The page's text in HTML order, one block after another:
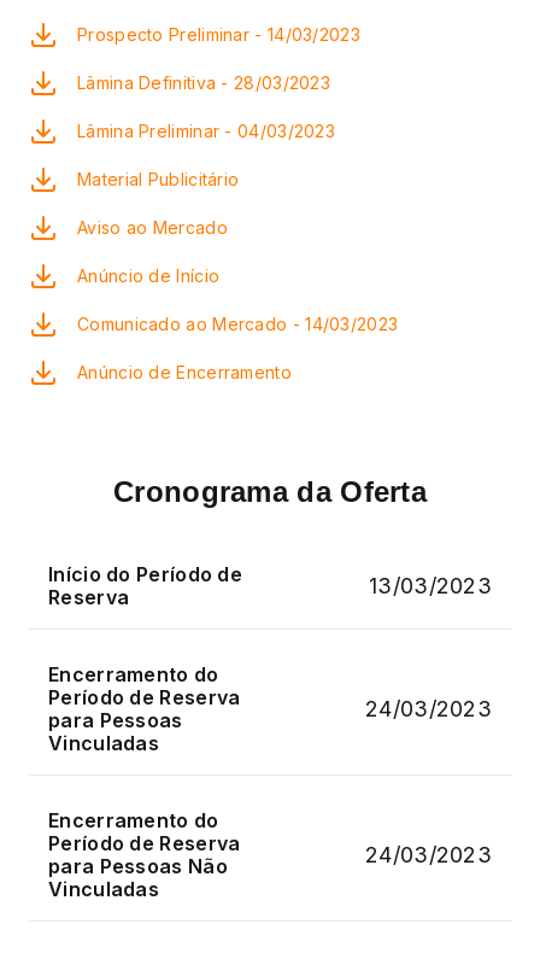
Prospecto Preliminar - 14/03/2023
Lâmina Definitiva - 28/03/2023
Lâmina Preliminar - 04/03/2023
Material Publicitário
Aviso ao Mercado
Anúncio de Início
Comunicado ao Mercado - 14/03/2023
Anúncio de Encerramento
Cronograma da Oferta
Início do Período de
Reserva
13/03/2023
Encerramento do
Período de Reserva
para Pessoas
Vinculadas
24/03/2023
Encerramento do
Período de Reserva
para Pessoas Não
Vinculadas
24/03/2023